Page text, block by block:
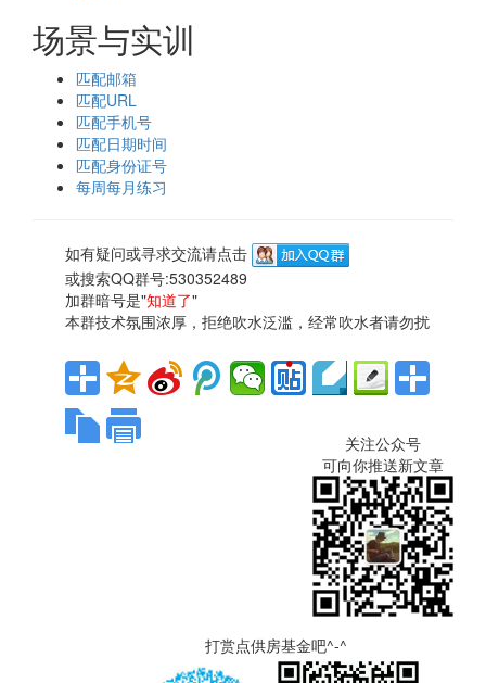
场景与实训
匹配邮箱
匹配URL
匹配手机号
匹配日期时间
匹配身份证号
每周每月练习
如有疑问或寻求交流请点击
或搜索QQ群号:530352489
加群暗号是"知道了"
本群技术氛围浓厚，拒绝吹水泛滥，经常吹水者请勿扰
关注公众号
可向你推送新文章
打赏点供房基金吧^-^